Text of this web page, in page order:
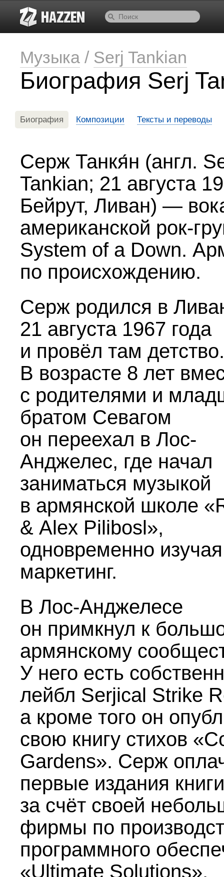
Музыка / Serj Tankian
Биография Serj
Биография Композиции Тексты и переводы
Серж Танкя́н (англ.
Tankian; 21 августа
Бейрут, Ливан) —
американской рок-
System of a Down.
по происхождению.
Серж родился в
21 августа 1967 года
и провёл там детство.
В возрасте 8 лет
с родителями и
братом Севагом
он переехал в Лос-
Анджелес, где начал
заниматься музыкой
в армянской школе
& Alex Pilibosl»,
одновременно изучая
маркетинг.
В Лос-Анджелесе
он примкнул к
армянскому
У него есть
лейбл Serjical Strike
а кроме того он
свою книгу стихов
Gardens». Серж
первые издания книги
за счёт своей
фирмы по
программного
«Ultimate Solutions».